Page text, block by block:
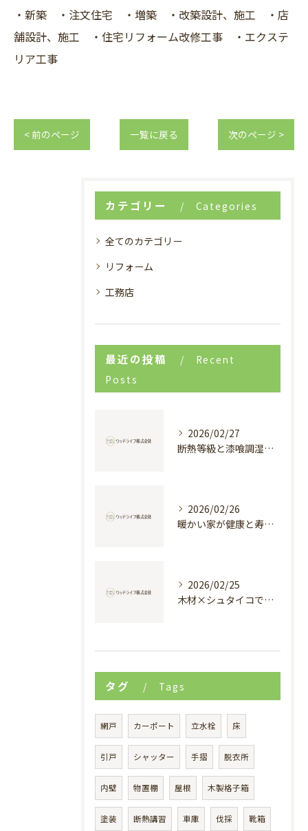
・新築 ・注文住宅 ・増築 ・改築設計、施工 ・店
舗設計、施工 ・住宅リフォーム改修工事 ・エクステ
リア工事
< 前のページ 一覧に戻る 次のページ >
カテゴリー Categories
全てのカテゴリー
リフォーム
工務店
最近の投稿
Recent
Posts
2026/02/27
断熱等級と漆喰調湿で実現する快適新築戸建て
2026/02/26
暖かい家が健康と寿命を支える理由
2026/02/25
木材×シュタイコで創る高断熱健康住宅
タグ Tags
網戸 カーポート 立水栓 床
引戸 シャッター 手摺 脱衣所
内壁 物置棚 屋根 木製格子箱
塗装 断熱講習 車庫 伐採 靴箱